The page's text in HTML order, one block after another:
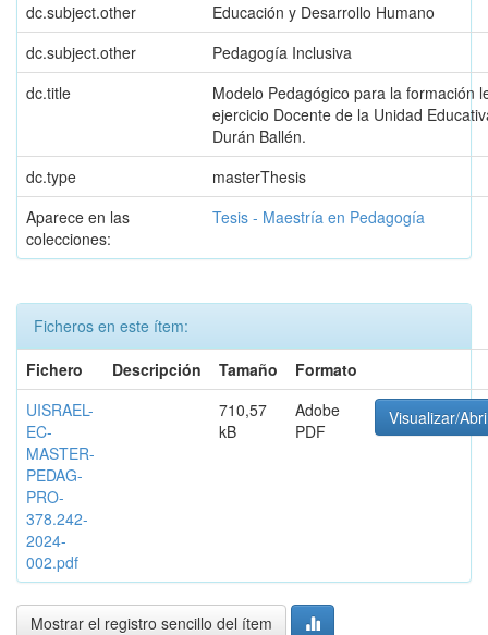
dc.subject.other
Educación y Desarrollo Humano
dc.subject.other
Pedagogía Inclusiva
dc.title
Modelo Pedagógico para la formación
ejercicio Docente de la Unidad
Durán Ballén.
dc.type
masterThesis
Aparece en las
colecciones:
Tesis - Maestría en Pedagogía
Ficheros en este ítem:
Fichero
Descripción Tamaño
Formato
UISRAEL-
EC-
MASTER-
PEDAG-
PRO-
378.242-
2024-
002.pdf
710,57
kB
Adobe
PDF
Visualizar/
Mostrar el registro sencillo del ítem